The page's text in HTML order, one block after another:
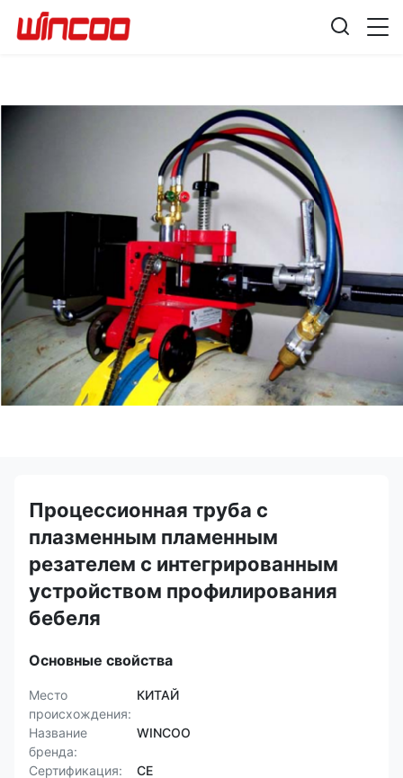
Процессионная труба с
плазменным пламенным
резателем с интегрированным
устройством профилирования
бебеля
Основные свойства
Место
происхождения:
КИТАЙ
Название
бренда:
WINCOO
Сертификация:
CE